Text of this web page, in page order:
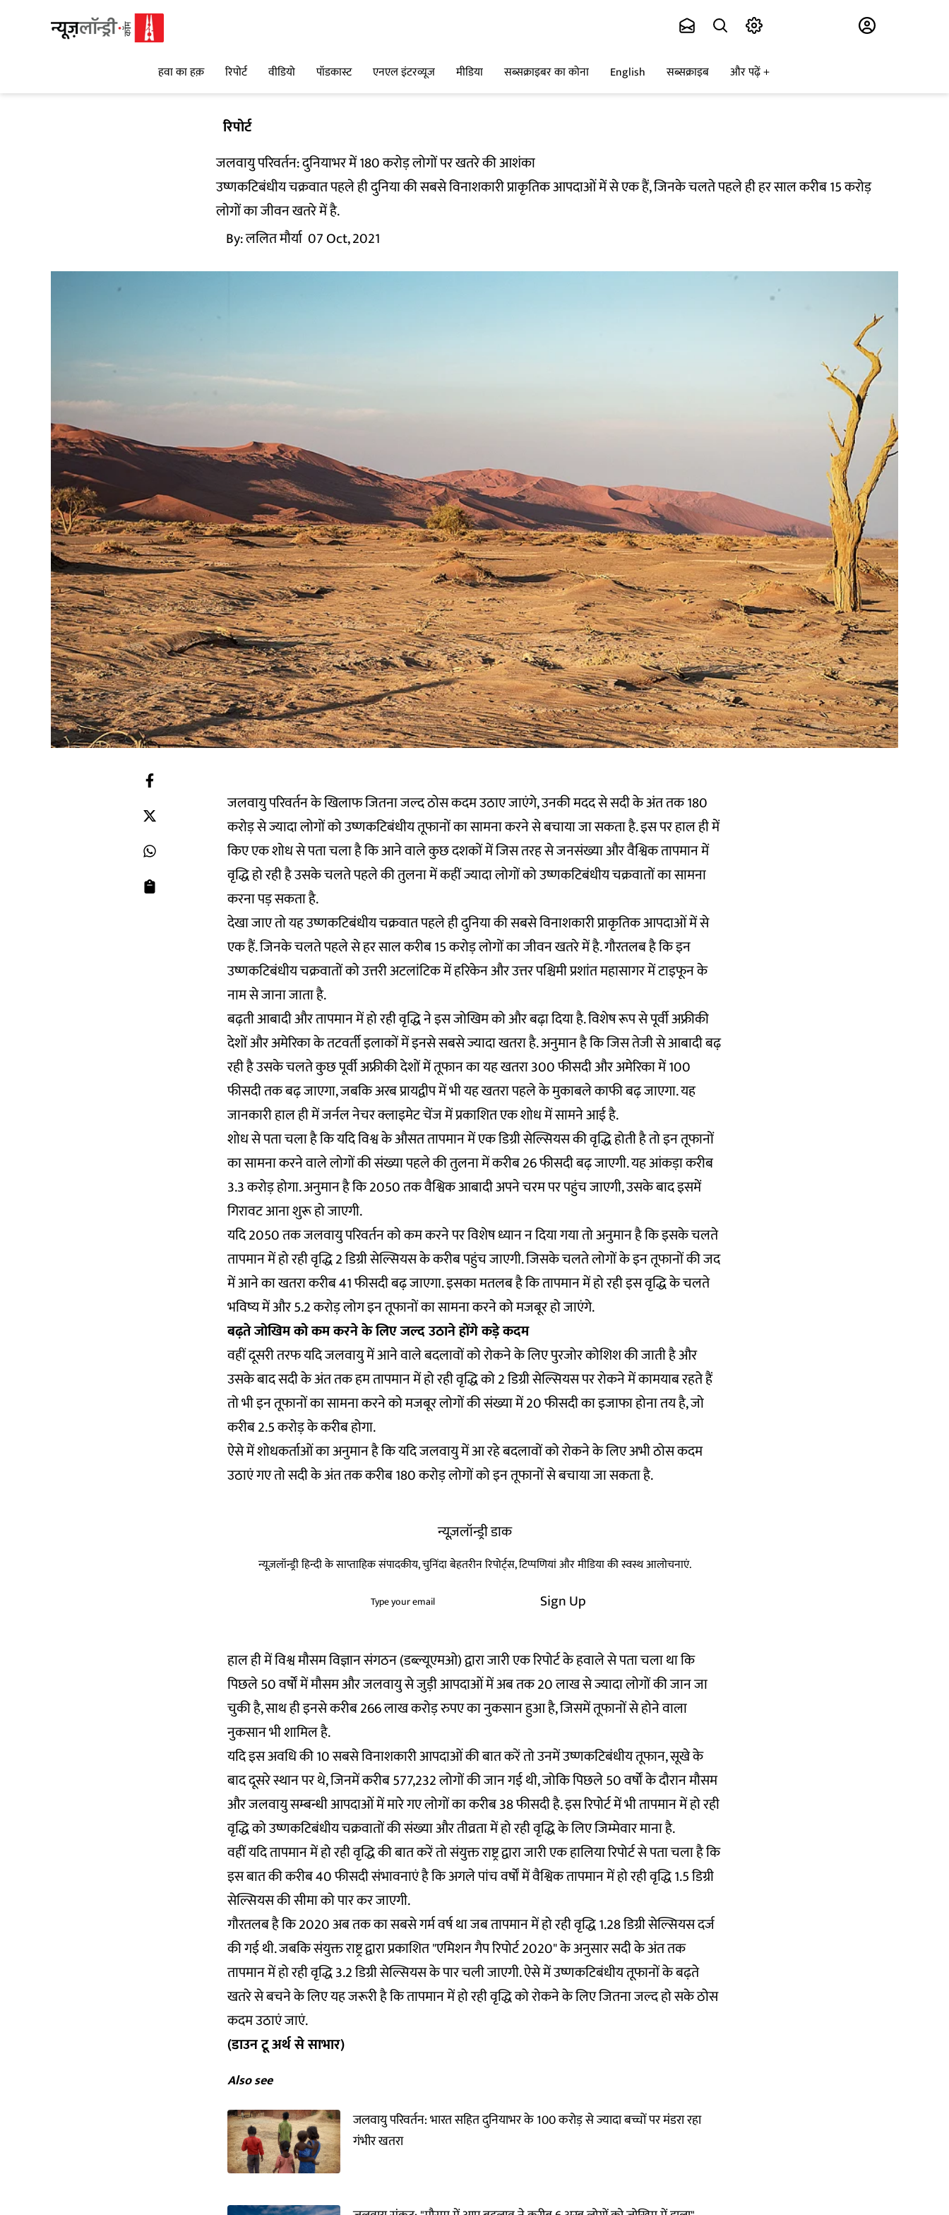
हवा का हक़ रिपोर्ट वीडियो पॉडकास्ट एनएल इंटरव्यूज मीडिया सब्सक्राइबर का कोना English सब्सक्राइब और पढ़ें
रिपोर्ट
जलवायु परिवर्तन: दुनियाभर में 180 करोड़ लोगों पर खतरे की आशंका
उष्णकटिबंधीय चक्रवात पहले ही दुनिया की सबसे विनाशकारी प्राकृतिक आपदाओं में से एक हैं, जिनके चलते पहले ही हर साल करीब 15 करोड़
लोगों का जीवन खतरे में है.
By:ललित मौर्या 07 Oct, 2021
जलवायु परिवर्तन के खिलाफ जितना जल्द ठोस कदम उठाए जाएंगे, उनकी मदद से सदी के अंत तक 180
करोड़ से ज्यादा लोगों को उष्णकटिबंधीय तूफानों का सामना करने से बचाया जा सकता है. इस पर हाल ही में
किए एक शोध से पता चला है कि आने वाले कुछ दशकों में जिस तरह से जनसंख्या और वैश्विक तापमान में
वृद्धि हो रही है उसके चलते पहले की तुलना में कहीं ज्यादा लोगों को उष्णकटिबंधीय चक्रवातों का सामना
करना पड़ सकता है.
देखा जाए तो यह उष्णकटिबंधीय चक्रवात पहले ही दुनिया की सबसे विनाशकारी प्राकृतिक आपदाओं में से
एक हैं. जिनके चलते पहले से हर साल करीब 15 करोड़ लोगों का जीवन खतरे में है. गौरतलब है कि इन
उष्णकटिबंधीय चक्रवातों को उत्तरी अटलांटिक में हरिकेन और उत्तर पश्चिमी प्रशांत महासागर में टाइफून के
नाम से जाना जाता है.
बढ़ती आबादी और तापमान में हो रही वृद्धि ने इस जोखिम को और बढ़ा दिया है. विशेष रूप से पूर्वी अफ्रीकी
देशों और अमेरिका के तटवर्ती इलाकों में इनसे सबसे ज्यादा खतरा है. अनुमान है कि जिस तेजी से आबादी बढ़
रही है उसके चलते कुछ पूर्वी अफ्रीकी देशों में तूफान का यह खतरा 300 फीसदी और अमेरिका में 100
फीसदी तक बढ़ जाएगा, जबकि अरब प्रायद्वीप में भी यह खतरा पहले के मुकाबले काफी बढ़ जाएगा. यह
जानकारी हाल ही में जर्नलनेचर क्लाइमेट चेंज में प्रकाशित एक शोधमें सामने आई है.
शोध से पता चला है कि यदि विश्व के औसत तापमान में एक डिग्री सेल्सियस की वृद्धि होती है तो इन तूफानों
का सामना करने वाले लोगों की संख्या पहले की तुलना में करीब 26 फीसदी बढ़ जाएगी. यह आंकड़ा करीब
3.3 करोड़ होगा. अनुमान है कि 2050 तक वैश्विक आबादी अपने चरम पर पहुंच जाएगी, उसके बाद इसमें
गिरावट आना शुरू हो जाएगी.
यदि 2050 तक जलवायु परिवर्तन को कम करने पर विशेष ध्यान न दिया गया तो अनुमान है कि इसके चलते
तापमान में हो रही वृद्धि 2 डिग्री सेल्सियस के करीब पहुंच जाएगी. जिसके चलते लोगों के इन तूफानों की जद
में आने का खतरा करीब 41 फीसदी बढ़ जाएगा. इसका मतलब है कि तापमान में हो रही इस वृद्धि के चलते
भविष्य में और 5.2 करोड़ लोग इन तूफानों का सामना करने को मजबूर हो जाएंगे.
बढ़ते जोखिम को कम करने के लिए जल्द उठाने होंगे कड़े कदम
वहीं दूसरी तरफ यदि जलवायु में आने वाले बदलावों को रोकने के लिए पुरजोर कोशिश की जाती है और
उसके बाद सदी के अंत तक हम तापमान में हो रही वृद्धि को 2 डिग्री सेल्सियस पर रोकने में कामयाब रहते हैं
तो भी इन तूफानों का सामना करने को मजबूर लोगों की संख्या में 20 फीसदी का इजाफा होना तय है, जो
करीब 2.5 करोड़ के करीब होगा.
ऐसे में शोधकर्ताओं का अनुमान है कि यदि जलवायु में आ रहे बदलावों को रोकने के लिए अभी ठोस कदम
उठाएं गए तो सदी के अंत तक करीब 180 करोड़ लोगों को इन तूफानों से बचाया जा सकता है.
न्यूज़लॉन्ड्री डाक
न्यूज़लॉन्ड्री हिन्दी के साप्ताहिक संपादकीय, चुनिंदा बेहतरीन रिपोर्ट्स, टिप्पणियां और मीडिया की स्वस्थ आलोचनाएं.
Sign Up
हाल ही में विश्व मौसम विज्ञान संगठन (डब्ल्यूएमओ) द्वाराजारी एक रिपोर्टके हवाले से पता चला था कि
पिछले 50 वर्षों में मौसम और जलवायु से जुड़ी आपदाओं में अब तक 20 लाख से ज्यादा लोगों की जान जा
चुकी है, साथ ही इनसे करीब 266 लाख करोड़ रुपए का नुकसान हुआ है, जिसमें तूफानों से होने वाला
नुकसान भी शामिल है.
यदि इस अवधि की 10 सबसे विनाशकारी आपदाओं की बात करें तो उनमें उष्णकटिबंधीय तूफान, सूखे के
बाद दूसरे स्थान पर थे, जिनमें करीब 577,232 लोगों की जान गई थी, जोकि पिछले 50 वर्षों के दौरान मौसम
और जलवायु सम्बन्धी आपदाओं में मारे गए लोगों का करीब 38 फीसदी है. इस रिपोर्ट में भी तापमान में हो रही
वृद्धि को उष्णकटिबंधीय चक्रवातों की संख्या और तीव्रता में हो रही वृद्धि के लिए जिम्मेवार माना है.
वहीं यदि तापमान में हो रही वृद्धि की बात करें तो संयुक्त राष्ट्र द्वारा जारी एकहालिया रिपोर्टसे पता चला है कि
इस बात की करीब 40 फीसदी संभावनाएं है कि अगले पांच वर्षों में वैश्विक तापमान में हो रही वृद्धि 1.5 डिग्री
सेल्सियस की सीमा को पार कर जाएगी.
गौरतलब है कि 2020 अब तक का सबसे गर्म वर्ष था जब तापमान में हो रही वृद्धि1.28 डिग्री सेल्सियसदर्ज
की गई थी. जबकि संयुक्त राष्ट्र द्वारा प्रकाशित "एमिशन गैप रिपोर्ट 2020" के अनुसार सदी के अंत तक
तापमान में हो रही वृद्धि 3.2 डिग्री सेल्सियस के पार चली जाएगी. ऐसे में उष्णकटिबंधीय तूफानों के बढ़ते
खतरे से बचने के लिए यह जरूरी है कि तापमान में हो रही वृद्धि को रोकने के लिए जितना जल्द हो सके ठोस
कदम उठाएं जाएं.
(डाउन टू अर्थ से साभार)
Also see
जलवायु परिवर्तन: भारत सहित दुनियाभर के 100 करोड़ से ज्यादा बच्चों पर मंडरा रहा
गंभीर खतरा